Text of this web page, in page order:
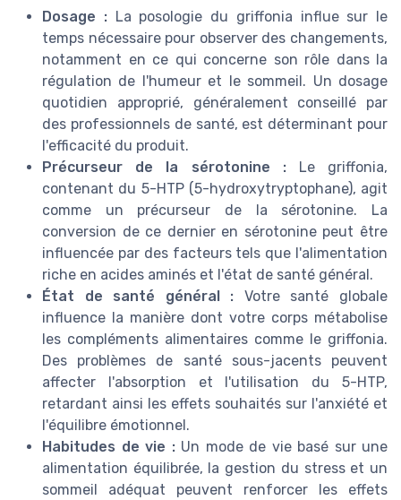
Dosage :La posologie du griffonia influe sur le
temps nécessaire pour observer des changements,
notamment en ce qui concerne son rôle dans la
régulation de l'humeur et le sommeil. Un dosage
quotidien approprié, généralement conseillé par
des professionnels de santé, est déterminant pour
l'efficacité du produit.
Précurseur de la sérotonine :Le griffonia,
contenant du 5-HTP (5-hydroxytryptophane), agit
comme un précurseur de la sérotonine. La
conversion de ce dernier en sérotonine peut être
influencée par des facteurs tels que l'alimentation
riche en acides aminés et l'état de santé général.
État de santé général : Votre santé globale
influence la manière dont votre corps métabolise
les compléments alimentaires comme le griffonia.
Des problèmes de santé sous-jacents peuvent
affecter l'absorption et l'utilisation du 5-HTP,
retardant ainsi les effets souhaités sur l'anxiété et
l'équilibre émotionnel.
Habitudes de vie :Un mode de vie basé sur une
alimentation équilibrée, la gestion du stress et un
sommeil adéquat peuvent renforcer les effets